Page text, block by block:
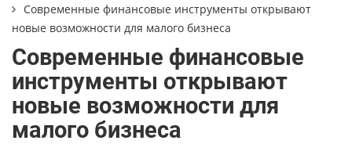
Современные финансовые инструменты открывают
новые возможности для малого бизнеса
Современные финансовые
инструменты открывают
новые возможности для
малого бизнеса